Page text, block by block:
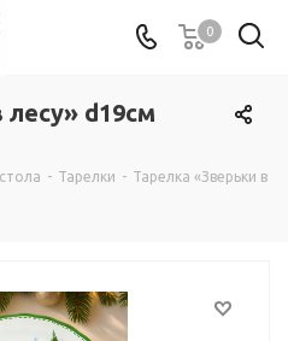
0
лесу» d19см
- Тарелки - Тарелка «Зверьки в